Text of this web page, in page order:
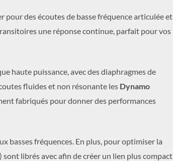
pour des écoutes de basse fréquence articulée et
une réponse continue, parfait pour vos
haute puissance, avec des diaphragmes de
fluides et non résonante les Dynamo
fabriqués pour donner des performances
basses fréquences. En plus, pour optimiser la
librés avec afin de créer un lien plus compact